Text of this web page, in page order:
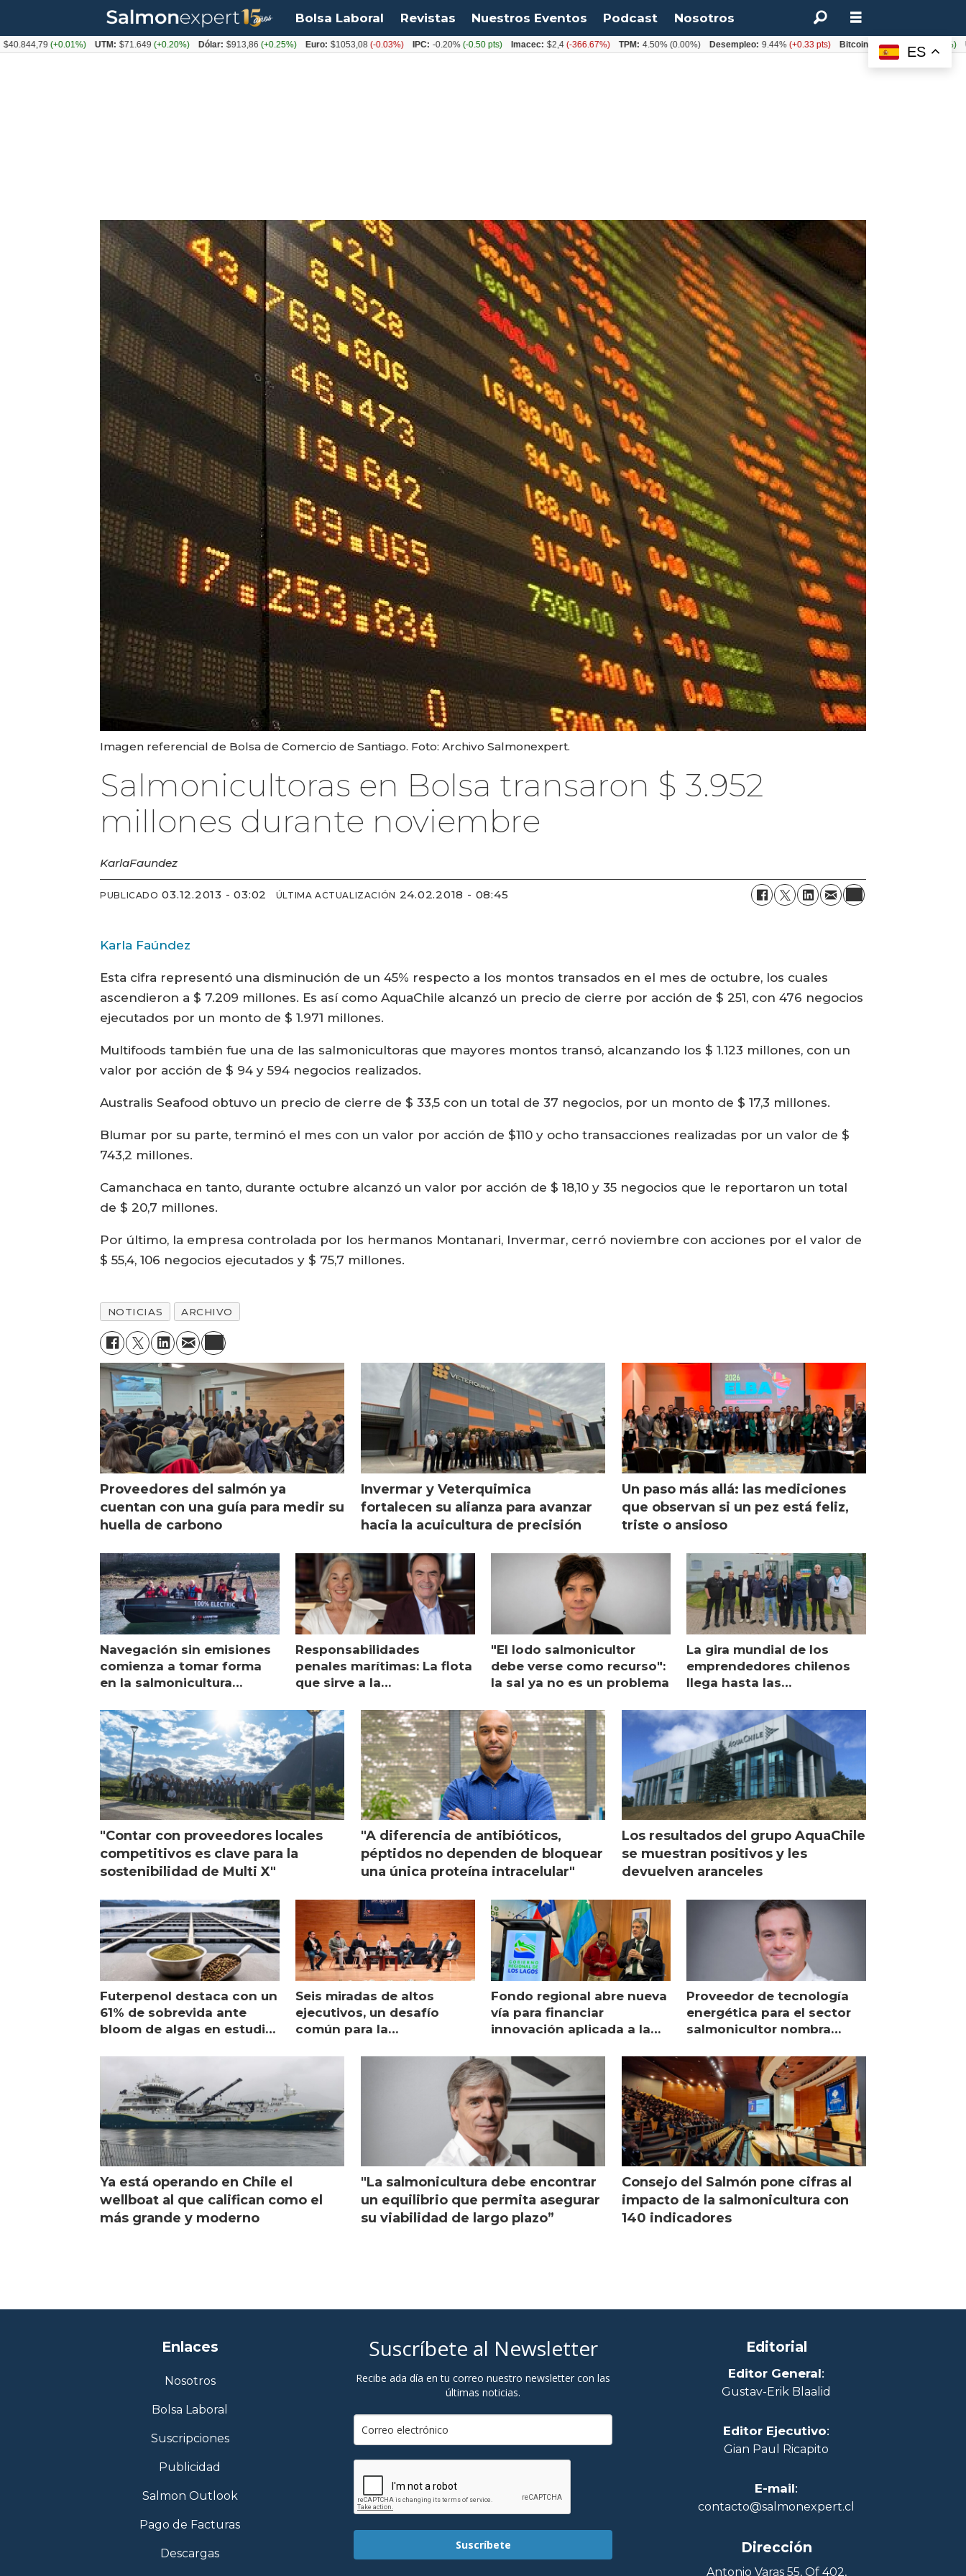
Bolsa Laboral Revistas Nuestros Eventos Podcast Nosotros
Imagen referencial de Bolsa de Comercio de Santiago. Foto: Archivo Salmonexpert.
Salmonicultoras en Bolsa transaron $ 3.952
millones durante noviembre
KarlaFaundez
PUBLICADO 03.12.2013 - 03:02 ÚLTIMA ACTUALIZACIÓN 24.02.2018 - 08:45
Karla Faúndez
Esta cifra representó una disminución de un 45% respecto a los montos transados en el mes de octubre, los cuales
ascendieron a $ 7.209 millones. Es así como AquaChile alcanzó un precio de cierre por acción de $ 251, con 476 negocios
ejecutados por un monto de $ 1.971 millones.
Multifoods también fue una de las salmonicultoras que mayores montos transó, alcanzando los $ 1.123 millones, con un
valor por acción de $ 94 y 594 negocios realizados.
Australis Seafood obtuvo un precio de cierre de $ 33,5 con un total de 37 negocios, por un monto de $ 17,3 millones.
Blumar por su parte, terminó el mes con un valor por acción de $110 y ocho transacciones realizadas por un valor de $
743,2 millones.
Camanchaca en tanto, durante octubre alcanzó un valor por acción de $ 18,10 y 35 negocios que le reportaron un total
de $ 20,7 millones.
Por último, la empresa controlada por los hermanos Montanari, Invermar, cerró noviembre con acciones por el valor de
$ 55,4, 106 negocios ejecutados y $ 75,7 millones.
NOTICIAS ARCHIVO
Proveedores del salmón ya
cuentan con una guía para medir su
huella de carbono
Invermar y Veterquimica
fortalecen su alianza para avanzar
hacia la acuicultura de precisión
Un paso más allá: las mediciones
que observan si un pez está feliz,
triste o ansioso
Navegación sin emisiones
comienza a tomar forma
en la salmonicultura
Responsabilidades
penales marítimas: La flota
que sirve a la
visión
"El lodo salmonicultor
debe verse como recurso":
la sal ya no es un problema
La gira mundial de los
emprendedores chilenos
llega hasta las
Escocia
"Contar con proveedores locales
competitivos es clave para la
sostenibilidad de Multi X"
"A diferencia de antibióticos,
péptidos no dependen de bloquear
una única proteína intracelular"
Los resultados del grupo AquaChile
se muestran positivos y les
devuelven aranceles
Futerpenol destaca con un
61% de sobrevida ante
bloom de algas en estudio
Seis miradas de altos
ejecutivos, un desafío
común para la
Fondo regional abre nueva
vía para financiar
innovación aplicada a la
Proveedor de tecnología
energética para el sector
salmonicultor nombra
Ya está operando en Chile el
wellboat al que califican como el
más grande y moderno
"La salmonicultura debe encontrar
un equilibrio que permita asegurar
su viabilidad de largo plazo”
Consejo del Salmón pone cifras al
impacto de la salmonicultura con
140 indicadores
Enlaces
Nosotros
Bolsa Laboral
Suscripciones
Publicidad
Salmon Outlook
Pago de Facturas
Descargas
Suscríbete al Newsletter
Recibe ada día en tu correo nuestro newsletter con las
últimas noticias.
Suscríbete
Editorial
Editor General:
Gustav-Erik Blaalid
Editor Ejecutivo:
Gian Paul Ricapito
E-mail:
contacto@salmonexpert.cl
Dirección
Antonio Varas 55, Of 402,
ES
(+0.01%) UTM: $71.649(+0.20%) Dólar: $913,86(+0.25%) Euro: $1053,08(-0.03%) IPC: -0.20% (-0.50 pts) Imacec: $2,4(-366.67%) TPM: 4.50%(0.00%) Desempleo: 9.44%(+0.33 pts) Bitcoin: $64.600,08(+2.93%)